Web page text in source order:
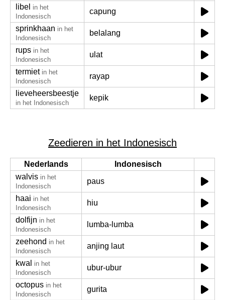
libel in het
Indonesisch
capung
sprinkhaan in het
Indonesisch
belalang
rups in het
Indonesisch
ulat
termiet in het
Indonesisch
rayap
lieveheersbeestje
in het Indonesisch
kepik
Zeedieren in het Indonesisch
Nederlands
Indonesisch
walvis in het
Indonesisch
paus
haai in het
Indonesisch
hiu
dolfijn in het
Indonesisch
lumba-lumba
zeehond in het
Indonesisch
anjing laut
kwal
in het
Indonesisch
ubur-ubur
octopus in het
Indonesisch
gurita